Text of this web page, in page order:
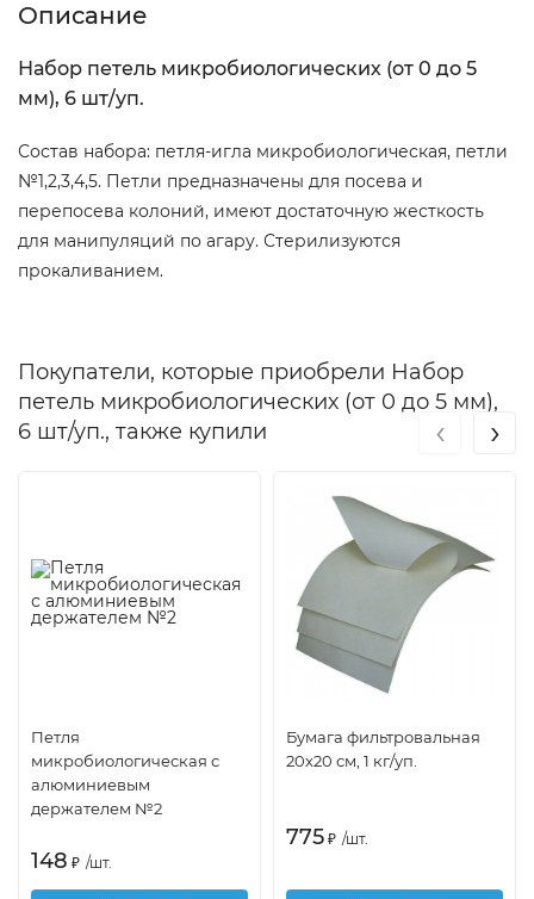
Описание
Набор петель микробиологических (от 0 до 5
мм), 6 шт/уп.
Состав набора: петля-игла микробиологическая, петли
№1,2,3,4,5. Петли предназначены для посева и
перепосева колоний, имеют достаточную жесткость
для манипуляций по агару. Стерилизуются
прокаливанием.
Покупатели, которые приобрели Набор
петель микробиологических (от 0 до 5 мм),
6 шт/уп., также купили
Петля
микробиологическая с
алюминиевым
держателем №2
148 ₽ /шт.
Бумага фильтровальная
20х20 см, 1 кг/уп.
775 ₽ /шт.
‹ ›